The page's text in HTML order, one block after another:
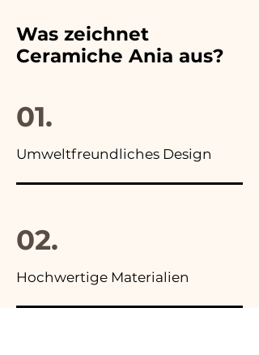
werden ihn umgehend
ersetzen!
außerdem finden Sie in allen
Anzeigen unserer Artikel das
Was zeichnet
Ceramiche Ania aus?
01.
Umweltfreundliches Design
02.
Hochwertige Materialien